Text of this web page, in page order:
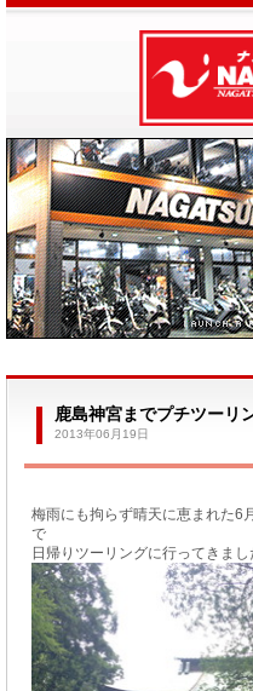
鹿島神宮までプチツーリ
2013年06月19日
梅雨にも拘らず晴天に恵まれた6
で
日帰りツーリングに行ってきま